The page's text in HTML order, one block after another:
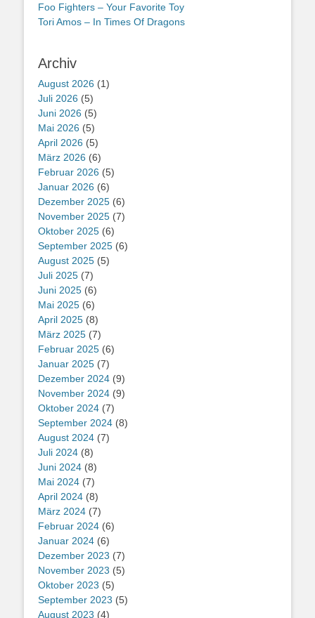
Foo Fighters – Your Favorite Toy
Tori Amos – In Times Of Dragons
Archiv
August 2026 (1)
Juli 2026 (5)
Juni 2026 (5)
Mai 2026 (5)
April 2026 (5)
März 2026 (6)
Februar 2026 (5)
Januar 2026 (6)
Dezember 2025 (6)
November 2025 (7)
Oktober 2025 (6)
September 2025 (6)
August 2025 (5)
Juli 2025 (7)
Juni 2025 (6)
Mai 2025 (6)
April 2025 (8)
März 2025 (7)
Februar 2025 (6)
Januar 2025 (7)
Dezember 2024 (9)
November 2024 (9)
Oktober 2024 (7)
September 2024 (8)
August 2024 (7)
Juli 2024 (8)
Juni 2024 (8)
Mai 2024 (7)
April 2024 (8)
März 2024 (7)
Februar 2024 (6)
Januar 2024 (6)
Dezember 2023 (7)
November 2023 (5)
Oktober 2023 (5)
September 2023 (5)
August 2023 (4)